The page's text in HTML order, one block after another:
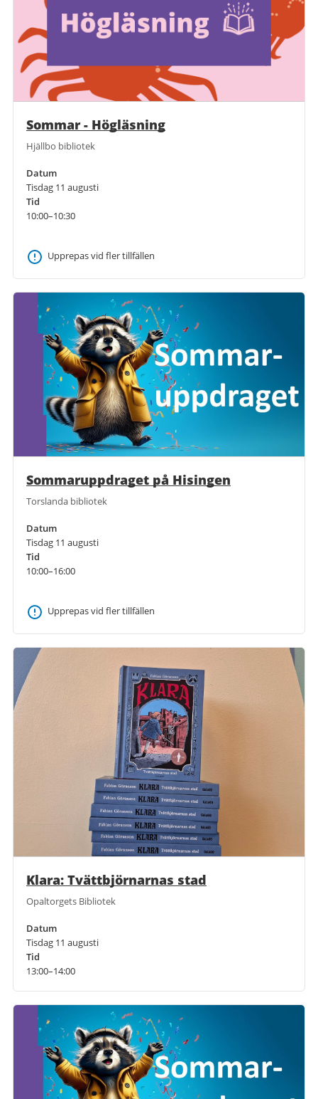
Sommar - Högläsning
Hjällbo bibliotek
Datum
Tisdag 11 augusti
Tid
10:00–10:30
Upprepas vid fler tillfällen
Sommaruppdraget på Hisingen
Torslanda bibliotek
Datum
Tisdag 11 augusti
Tid
10:00–16:00
Upprepas vid fler tillfällen
Klara: Tvättbjörnarnas stad
Opaltorgets Bibliotek
Datum
Tisdag 11 augusti
Tid
13:00–14:00